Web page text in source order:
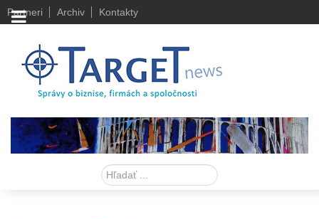
Partneri Archiv Kontakty
Hľadať